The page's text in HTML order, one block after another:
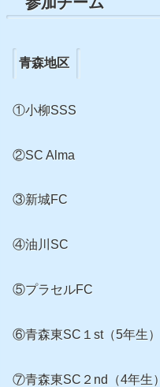
青森地区
①小柳SSS
②SC Alma
③新城FC
④油川SC
⑤プラセルFC
⑥青森東SC１st（5年生）
⑦青森東SC２nd（4年生）